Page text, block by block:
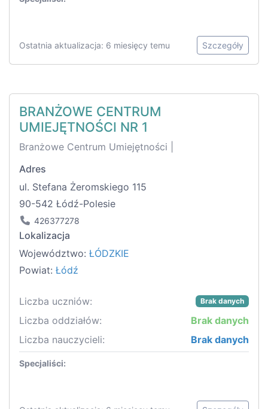
Ostatnia aktualizacja: 6 miesięcy temu Szczegóły
BRANŻOWE CENTRUM
UMIEJĘTNOŚCI NR 1
Branżowe Centrum Umiejętności |
Adres
ul. Stefana Żeromskiego 115
90-542 Łódź-Polesie
426377278
Lokalizacja
Województwo: ŁÓDZKIE
Powiat: Łódź
Liczba uczniów: Brak danych
Liczba oddziałów:
Brak danych
Liczba nauczycieli:
Brak danych
Specjaliści: